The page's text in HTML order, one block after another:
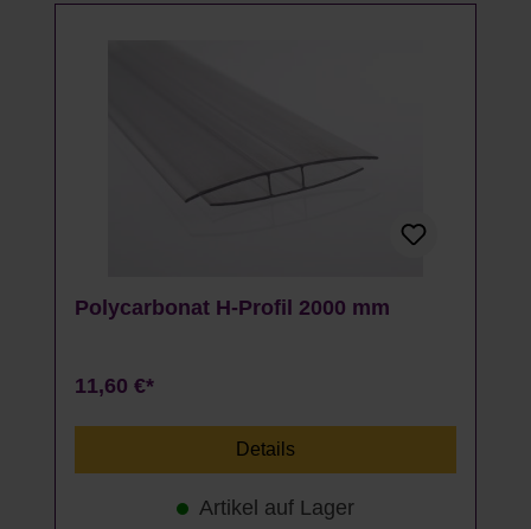
Polycarbonat H-Profil 2000 mm
11,60 €*
Details
Artikel auf Lager